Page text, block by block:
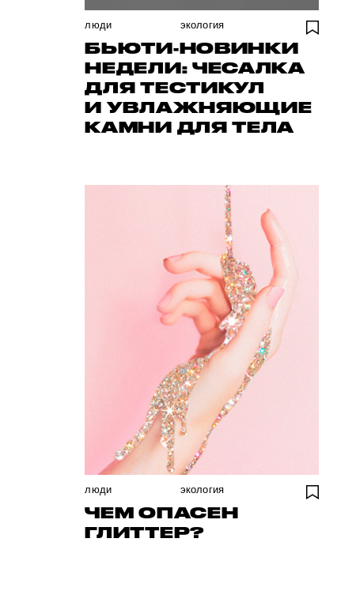
люди экология
БЬЮТИ-НОВИНКИ
НЕДЕЛИ: ЧЕСАЛКА
ДЛЯ ТЕСТИКУЛ
И УВЛАЖНЯЮЩИЕ
КАМНИ ДЛЯ ТЕЛА
люди экология
ЧЕМ ОПАСЕН
ГЛИТТЕР?